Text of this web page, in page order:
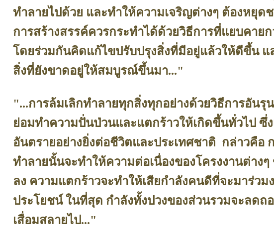
ทำลายไปด้วย และทำให้ความเจริญต่างๆ ต้องหยุด
การสร้างสรรค์ควรกระทำได้ด้วยวิธีการที่แยบคาย
โดยร่วมกันคิดแก้ไขปรับปรุงสิ่งที่มีอยู่แล้วให้ดีขึ้น แ
สิ่งที่ยังขาดอยู่ให้สมบูรณ์ขึ้นมา..."
"...การล้มเลิกทำลายทุกสิ่งทุกอย่างด้วยวิธีการอันรุ
ย่อมทำความปั่นป่วนและแตกร้าวให้เกิดขึ้นทั่วไป ซึ่ง
อันตรายอย่างยิ่งต่อชีวิตและประเทศชาติ กล่าวคือ
ทำลายนั้นจะทำให้ความต่อเนื่องของโครงงานต่าง
ลง ความแตกร้าวจะทำให้เสียกำลังคนดีที่จะมาร่วม
ประโยชน์ ในที่สุด กำลังทั้งปวงของส่วนรวมจะลดถ
เสื่อมสลายไป..."